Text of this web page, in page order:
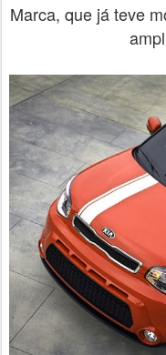
Marca, que já teve